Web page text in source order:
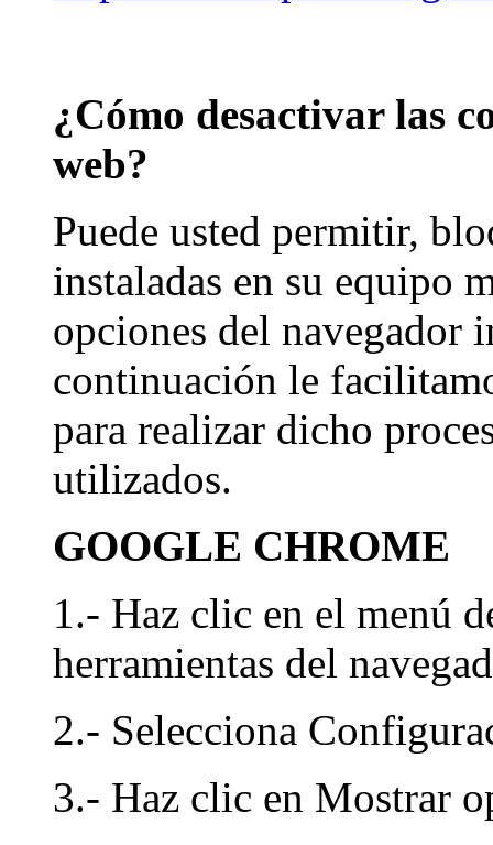
¿Cómo desactivar las
web?
Puede usted permitir,
instaladas en su equipo
opciones del navegador
continuación le
para realizar dicho
utilizados.
GOOGLE CHROME
1.- Haz clic en el menú
herramientas del
2.- Selecciona
3.- Haz clic en Mostrar